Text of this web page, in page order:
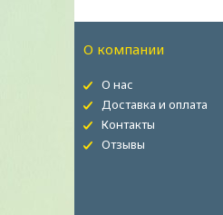
О компании
О нас
Доставка и оплата
Контакты
Отзывы